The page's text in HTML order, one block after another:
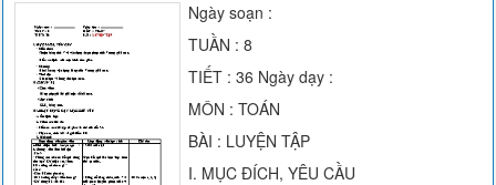
Ngày soạn :
TUẦN : 8
TIẾT : 36 Ngày dạy :
MÔN : TOÁN
BÀI : LUYỆN TẬP
I. MỤC ĐÍCH, YÊU CẦU